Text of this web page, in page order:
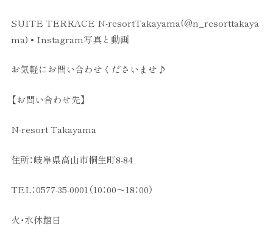
SUITE TERRACE N-resortTakayama(@n_resorttakaya
ma) • Instagram写真と動画
お気軽にお問い合わせくださいませ♪
【お問い合わせ先】
N-resort Takayama
住所：岐阜県高山市桐生町8-84
TEL：0577-35-0001（10：00～18：00）
火・水休館日